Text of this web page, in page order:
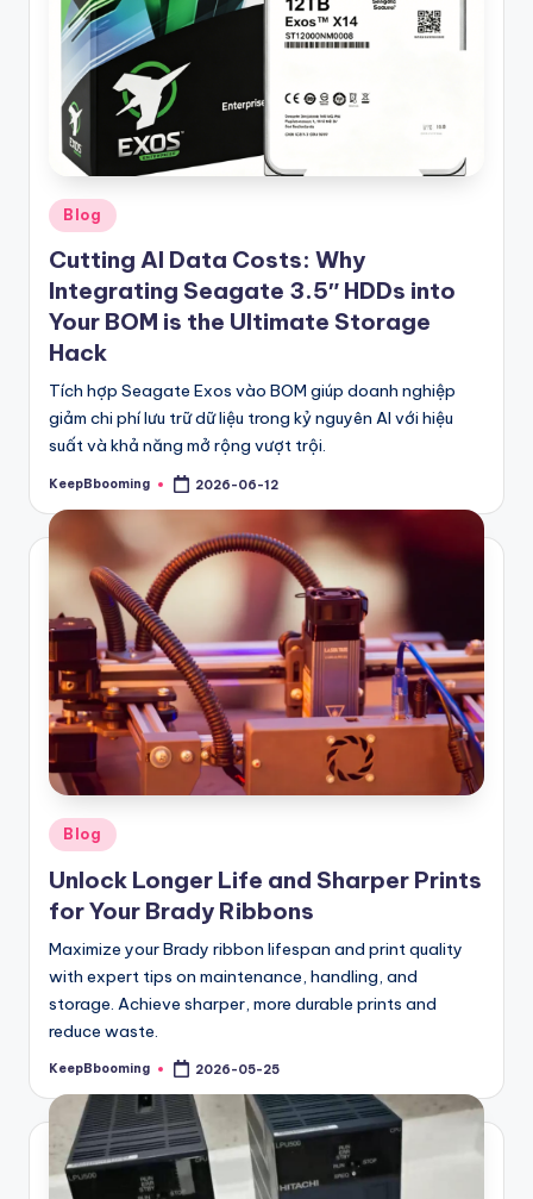
Posted
in
Blog
Cutting AI Data Costs: Why
Integrating Seagate 3.5″ HDDs into
Your BOM is the Ultimate Storage
Hack
Tích hợp Seagate Exos vào BOM giúp doanh nghiệp
giảm chi phí lưu trữ dữ liệu trong kỷ nguyên AI với hiệu
suất và khả năng mở rộng vượt trội.
Posted
KeepBbooming 2026-06-12
Posted
in
Blog
Unlock Longer Life and Sharper Prints
for Your Brady Ribbons
Maximize your Brady ribbon lifespan and print quality
with expert tips on maintenance, handling, and
storage. Achieve sharper, more durable prints and
reduce waste.
Posted
KeepBbooming 2026-05-25